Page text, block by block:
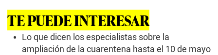
TE PUEDE INTERESAR
Lo que dicen los especialistas sobre la
ampliación de la cuarentena hasta el 10 de mayo